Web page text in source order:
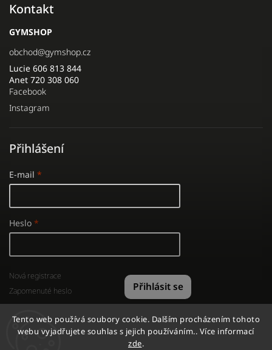
Tento web používá soubory cookie. Dalším procházením tohoto
webu vyjadřujete souhlas s jejich používáním.. Více informací
zde.
Kontakt
GYMSHOP
obchod@gymshop.cz
Lucie 606 813 844
Anet 720 308 060
Facebook
Instagram
Přihlášení
E-mail
Heslo
Přihlásit se
Nová registrace
Zapomenuté heslo